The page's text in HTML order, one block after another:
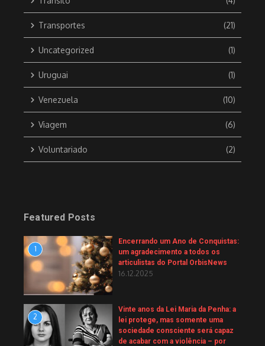
Transportes (21)
Uncategorized (1)
Uruguai (1)
Venezuela (10)
Viagem (6)
Voluntariado (2)
Featured Posts
1
Encerrando um Ano de Conquistas:
um agradecimento a todos os
articulistas do Portal OrbisNews
16.12.2025
2
Vinte anos da Lei Maria da Penha: a
lei protege, mas somente uma
sociedade consciente será capaz
de acabar com a violência – por